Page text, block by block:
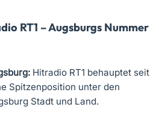
RT1 – Augsburgs Nummer
Hitradio RT1 behauptet seit
Spitzenposition unter den
Stadt und Land.